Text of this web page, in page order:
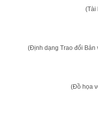
(Tài
(Định dạng Trao đổi Bản
(Đồ họa